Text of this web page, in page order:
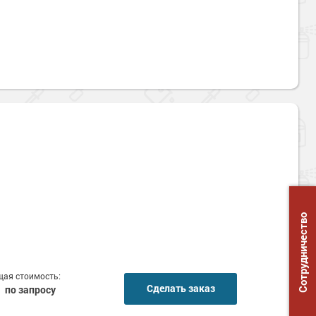
стоимость:
по запросу Сделать заказ Сотрудничество